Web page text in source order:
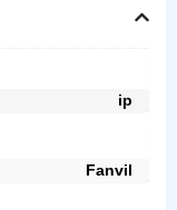
ip
Fanvil